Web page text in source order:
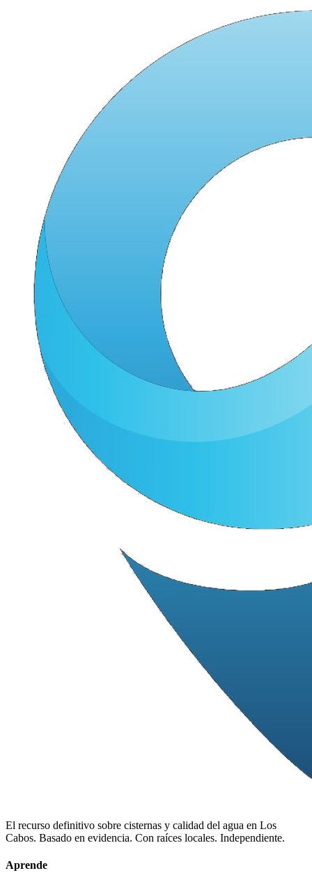
El recurso definitivo sobre cisternas y calidad del agua en Los
Cabos. Basado en evidencia. Con raíces locales. Independiente.
Aprende